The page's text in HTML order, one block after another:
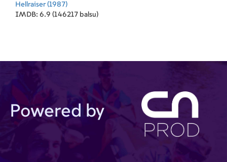
Hellraiser(1987)
IMDB: 6.9 (146217 balsu)
Powered by